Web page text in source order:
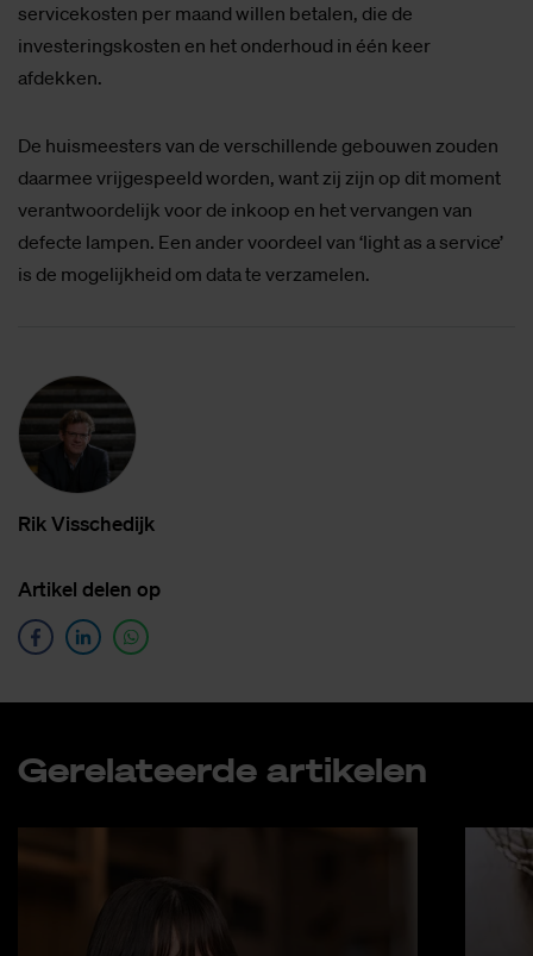
servicekosten per maand willen betalen, die de
investeringskosten en het onderhoud in één keer
afdekken.
De huismeesters van de verschillende gebouwen zouden
daarmee vrijgespeeld worden, want zij zijn op dit moment
verantwoordelijk voor de inkoop en het vervangen van
defecte lampen. Een ander voordeel van ‘light as a service’
is de mogelijkheid om data te verzamelen.
Rik Vis­sche­dijk
Ar­ti­kel de­len op
Ge­re­la­teer­de ar­ti­ke­len